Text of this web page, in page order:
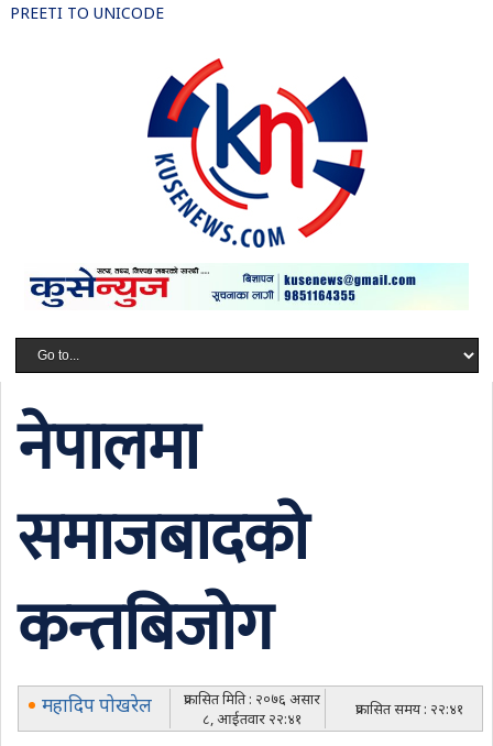
PREETI TO UNICODE
नेपालमा
समाजबादको
कन्तबिजोग
महादिप पोखरेल
प्रकासित मिति : २०७६ असार
८, आईतवार २२:४१
प्रकासित समय : २२:४१